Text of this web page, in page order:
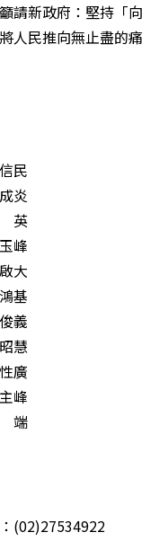
請新政府：堅持「向
人民推向無止盡的痛
民
炎
英
峰
大
基
義
慧
廣
峰
端
(02)27534922